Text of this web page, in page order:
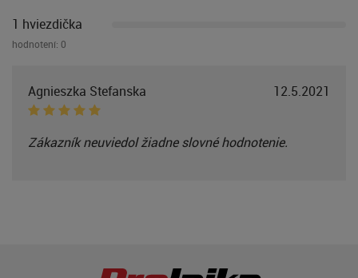
1 hviezdička
hodnotení: 0
Agnieszka Stefanska 12.5.2021
Zákazník neuviedol žiadne slovné hodnotenie.